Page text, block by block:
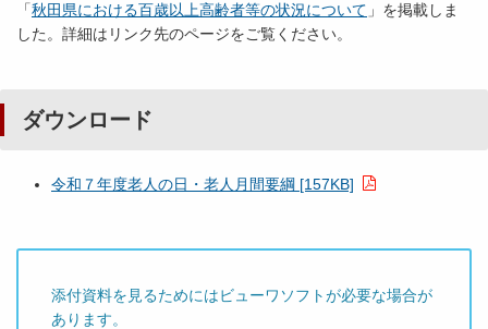
「秋田県における百歳以上高齢者等の状況について 」を掲載しま
した。詳細はリンク先のページをご覧ください。
ダウンロード
令和７年度老人の日・老人月間要綱 [157KB]
添付資料を見るためにはビューワソフトが必要な場合が
あります。